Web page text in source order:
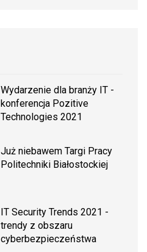
Wydarzenie dla branży IT -
konferencja Pozitive
Technologies 2021
Już niebawem Targi Pracy
Politechniki Białostockiej
IT Security Trends 2021 -
trendy z obszaru
cyberbezpieczeństwa